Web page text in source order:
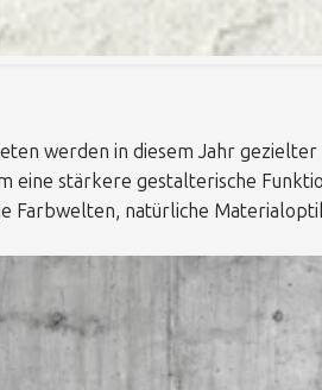
werden in diesem Jahr
eine stärkere gestalterische
Farbwelten, natürliche